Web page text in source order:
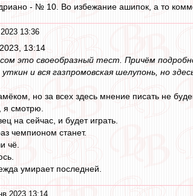
- № 10. Во избежание ашипок, а то
13:36
13:14
это своеобразный тест. Причём
и вся газпромовская шелупонь, но
но за всех здесь мнение писать не
я смотрю.
на сейчас, и будет играть.
чемпионом станет.
чё.
умирает последней.
2023 13:14